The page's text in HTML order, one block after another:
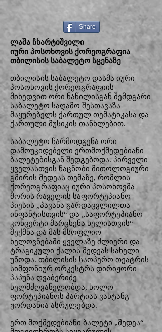
Share
ლაშა ჩხარტიშვილი
იური პოსოხოვის ქორეოგრაფია
თბილისის საბალეტო სცენაზე
თბილისის საბალეტო დასმა იური
პოსოხოვის ქორეოგრაფიის
მიხედვით ორი ნაწილისგან შემდგარი
საბალეტო საღამო შესთავაზა
მაყურებელს ქართულ თემატიკასა და
ქართული მუსიკის თანხლებით.
საბალეტო წარმოდგენა ორი
დამოუკიდებელი ერთმოქმედებიანი
ბალეტებისგან შედგებოდა. პირველი
ყველასთვის ნაცნობი მითოლოგიური
გმირის მედეას თემაზე, რომლის
ქორეოგრაფიაც იური პოსოხოვმა
მორის რაველის საფორტეპიანო
პიესის „პავანა გარდაცვლილთა
ინფანტისთვის“ და „საფორტეპიანო
კონცერტი მარცხენა ხელისთვის“
შექმნა და მას მსოფლიო
ხელოვნებაში ყველაზე ძლიერი და
ტრაგიკული ქალის მედეას სახელი
უწოდა. თბილისის საოპერო თეატრის
სიმფონიურ ორკესტრს დირიჟორი
პაპუნა ღვაბერიძე
ხელმძღვანელობდა, ხოლო
ფორტეპიანოს პარტიას ვახტანგ
ჟორდანია ასრულებდა.
ერთ მოქმედებიანი ბალეტი „მედეა“